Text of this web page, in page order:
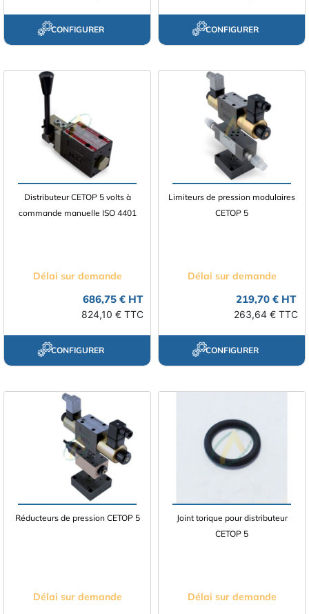
CONFIGURER CONFIGURER
Distributeur CETOP 5 volts à
commande manuelle ISO 4401
Délai sur demande
686,75 € HT
824,10 € TTC
CONFIGURER
Limiteurs de pression modulaires
CETOP 5
Délai sur demande
219,70 € HT
263,64 € TTC
CONFIGURER
Réducteurs de pression CETOP 5
Délai sur demande
Joint torique pour distributeur
CETOP 5
Délai sur demande